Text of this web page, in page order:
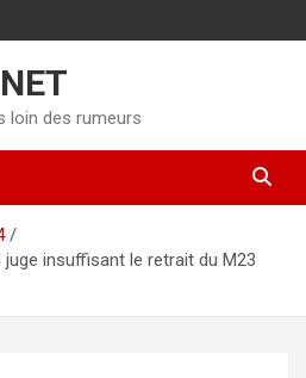
loin des rumeurs
juge insuffisant le retrait du M23